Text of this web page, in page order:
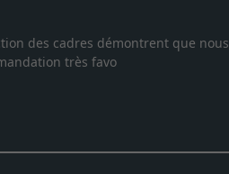
des cadres démontrent que
très favo